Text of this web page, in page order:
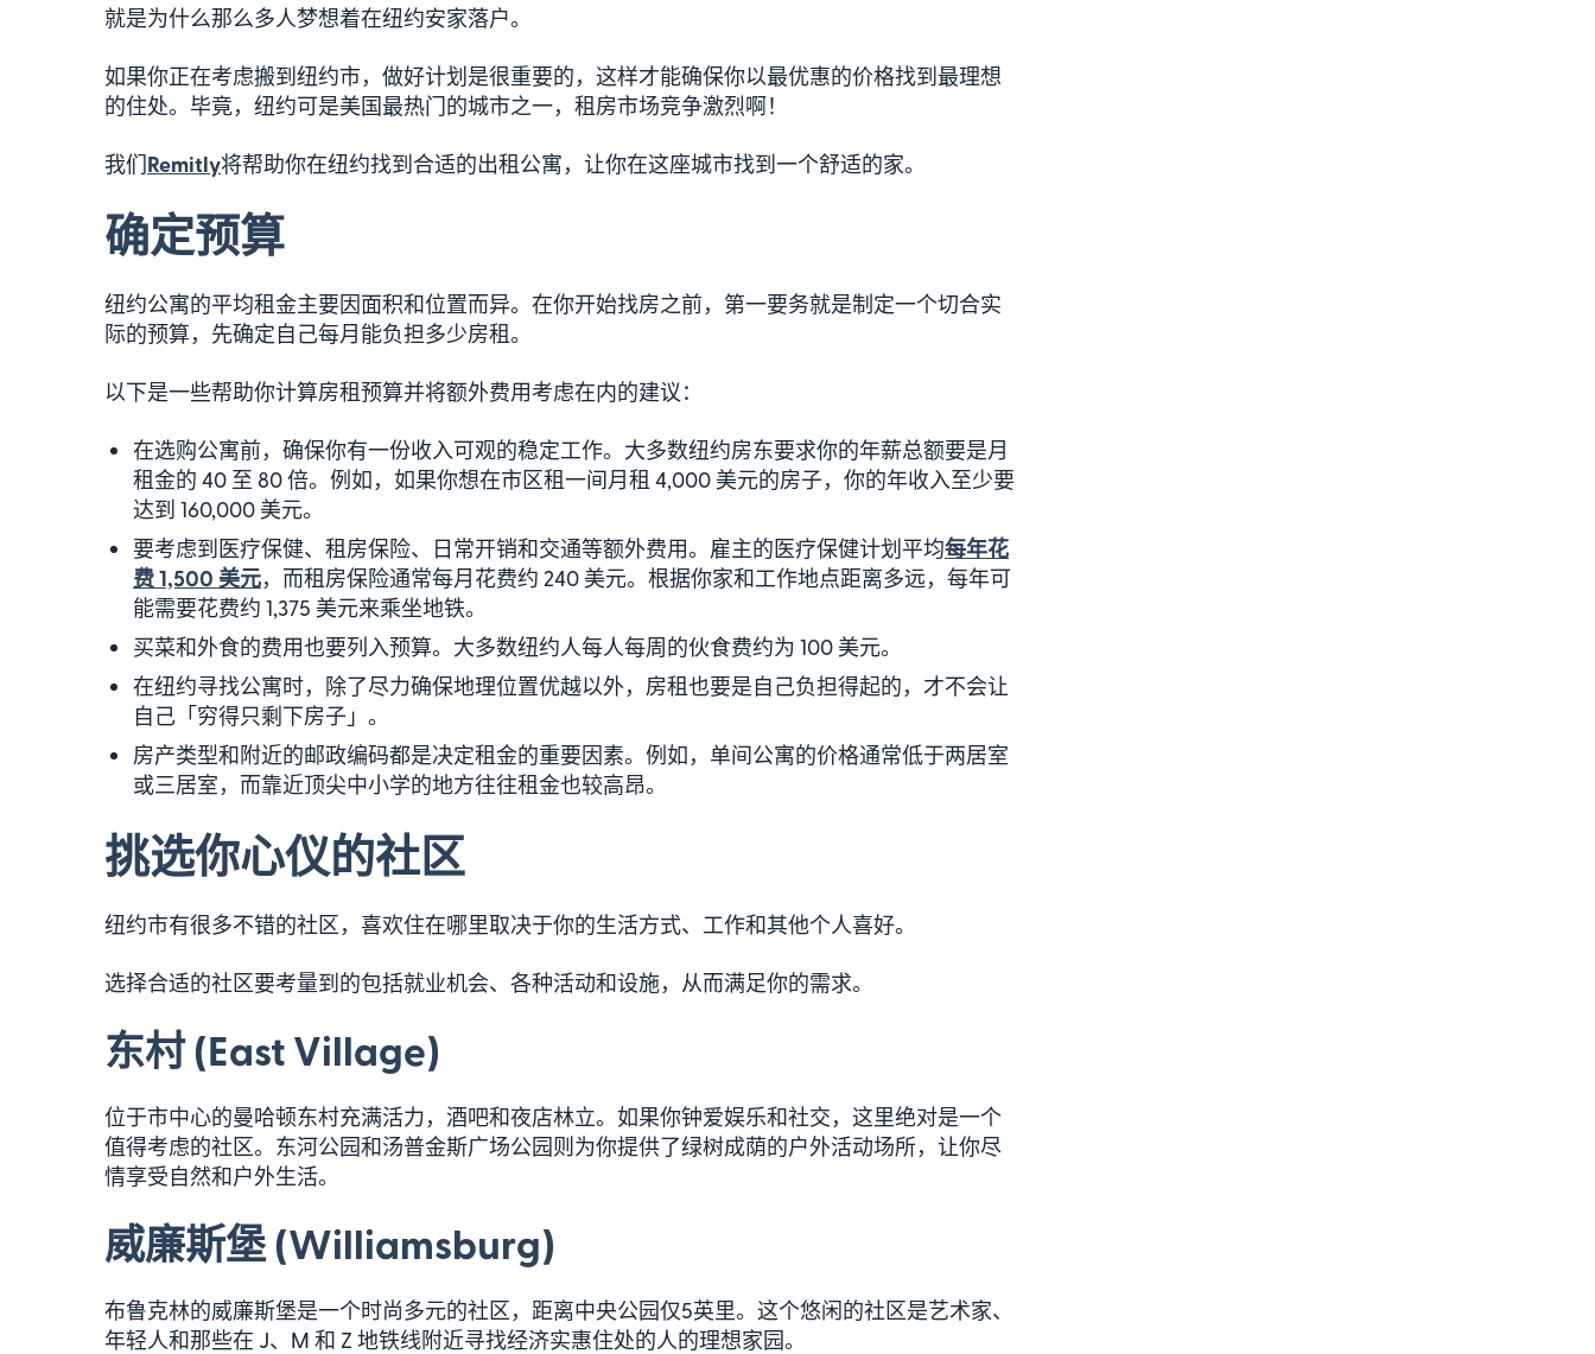
就是为什么那么多人梦想着在纽约安家落户。
如果你正在考虑搬到纽约市，做好计划是很重要的，这样才能确保你以最优惠的价格找到最理想
的住处。毕竟，纽约可是美国最热门的城市之一，租房市场竞争激烈啊！
我们Remitly将帮助你在纽约找到合适的出租公寓，让你在这座城市找到一个舒适的家。
确定预算
纽约公寓的平均租金主要因面积和位置而异。在你开始找房之前，第一要务就是制定一个切合实
际的预算，先确定自己每月能负担多少房租。
以下是一些帮助你计算房租预算并将额外费用考虑在内的建议：
在选购公寓前，确保你有一份收入可观的稳定工作。大多数纽约房东要求你的年薪总额要是月
租金的 40 至 80 倍。例如，如果你想在市区租一间月租 4,000 美元的房子，你的年收入至少要
达到 160,000 美元。
要考虑到医疗保健、租房保险、日常开销和交通等额外费用。雇主的医疗保健计划平均每年花
费 1,500 美元，而租房保险通常每月花费约 240 美元。根据你家和工作地点距离多远，每年可
能需要花费约 1,375 美元来乘坐地铁。
买菜和外食的费用也要列入预算。大多数纽约人每人每周的伙食费约为 100 美元。
在纽约寻找公寓时，除了尽力确保地理位置优越以外，房租也要是自己负担得起的，才不会让
自己「穷得只剩下房子」。
房产类型和附近的邮政编码都是决定租金的重要因素。例如，单间公寓的价格通常低于两居室
或三居室，而靠近顶尖中小学的地方往往租金也较高昂。
挑选你心仪的社区
纽约市有很多不错的社区，喜欢住在哪里取决于你的生活方式、工作和其他个人喜好。
选择合适的社区要考量到的包括就业机会、各种活动和设施，从而满足你的需求。
东村 (East Village)
位于市中心的曼哈顿东村充满活力，酒吧和夜店林立。如果你钟爱娱乐和社交，这里绝对是一个
值得考虑的社区。东河公园和汤普金斯广场公园则为你提供了绿树成荫的户外活动场所，让你尽
情享受自然和户外生活。
威廉斯堡 (Williamsburg)
布鲁克林的威廉斯堡是一个时尚多元的社区，距离中央公园仅5英里。这个悠闲的社区是艺术家、
年轻人和那些在 J、M 和 Z 地铁线附近寻找经济实惠住处的人的理想家园。